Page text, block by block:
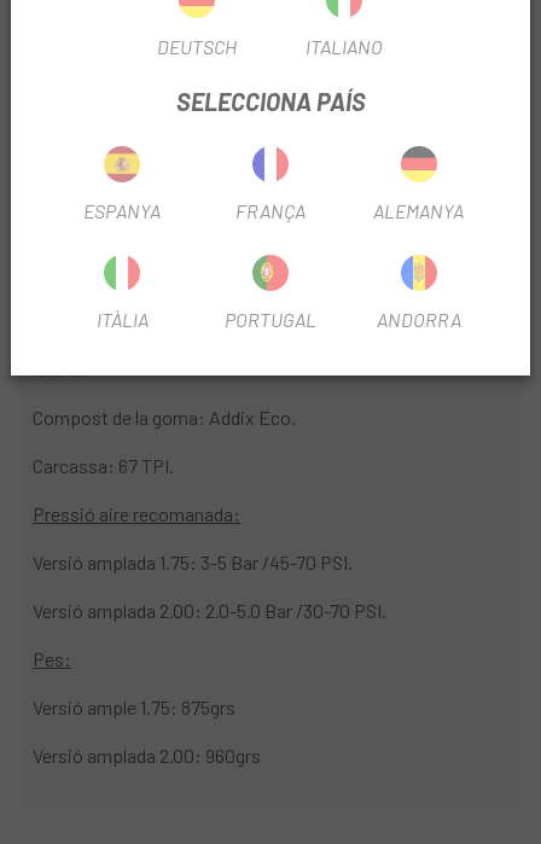
Amb reflector lateral.
Compost de la goma: Addix Eco.
Carcassa: 67 TPI.
Pressió aire recomanada:
Versió amplada 1.75: 3-5 Bar /45-70 PSI.
Versió amplada 2.00: 2.0-5.0 Bar /30-70 PSI.
Pes:
Versió ample 1.75: 875grs
Versió amplada 2.00: 960grs
DEUTSCH ITALIANO
SELECCIONA PAÍS
ESPANYA FRANÇA ALEMANYA
ITÀLIA PORTUGAL ANDORRA